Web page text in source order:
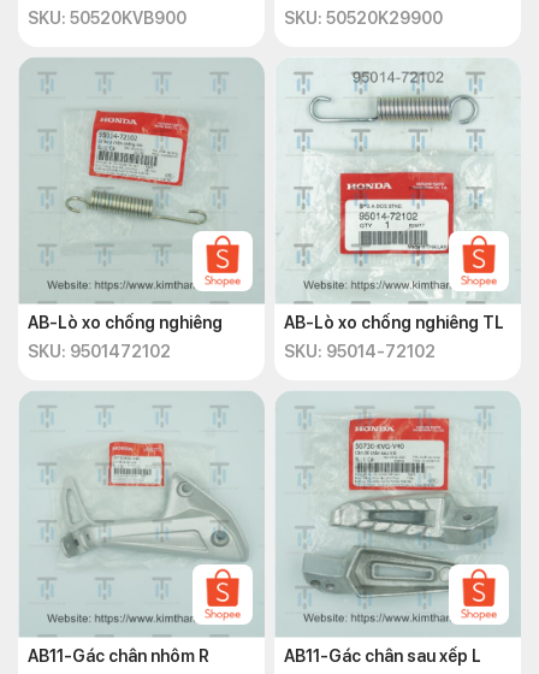
SKU: 50520KVB900
SKU: 50520K29900
AB-Lò xo chống nghiêng
SKU: 9501472102
AB-Lò xo chống nghiêng TL
SKU: 95014-72102
AB11-Gác chân nhôm R
AB11-Gác chân sau xếp L